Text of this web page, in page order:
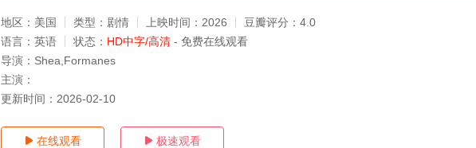
地区： 美国 类型： 剧情 上映时间： 2026 豆瓣评分： 4.0
语言： 英语 状态： HD中字/高清 - 免费在线观看
导演： Shea,Formanes
主演：
更新时间： 2026-02-10
 在线观看  极速观看